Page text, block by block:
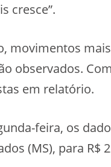
cresce”.
movimentos
observados.
em relatório.
feira, os
(MS), para R$